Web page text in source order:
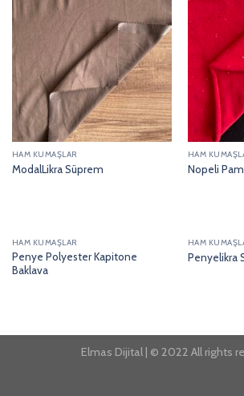
HAM KUMAŞLAR
ModalLikra Süprem
HAM
Nopeli
HAM KUMAŞLAR
Penye Polyester Kapitone
Baklava
HAM
Penyelikra
Elmas Dijital | © 2022 All rights